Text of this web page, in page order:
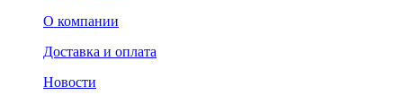
О компании
Доставка и оплата
Новости